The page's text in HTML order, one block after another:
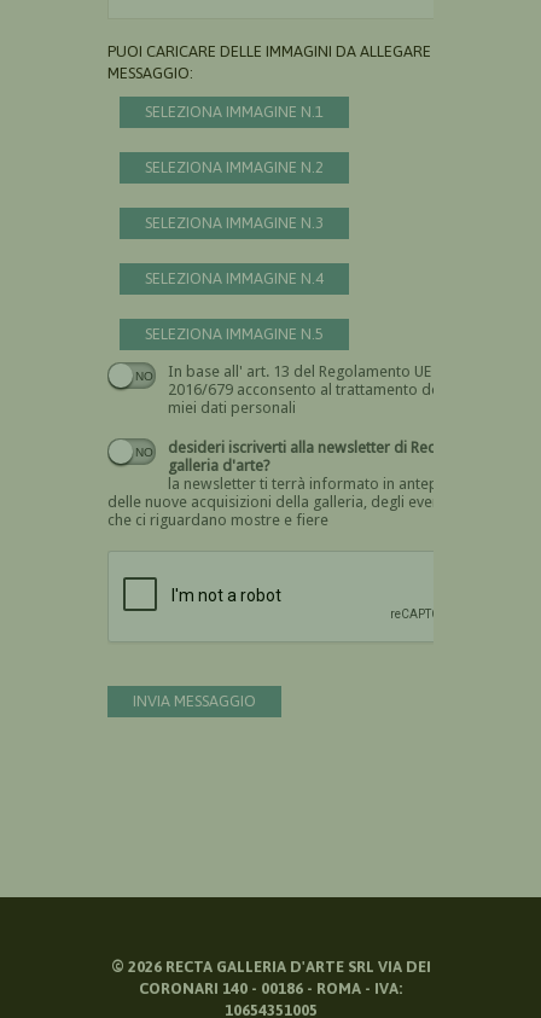
PUOI CARICARE DELLE IMMAGINI DA ALLEGARE AL
MESSAGGIO:
SELEZIONA IMMAGINE N.1
SELEZIONA IMMAGINE N.2
SELEZIONA IMMAGINE N.3
SELEZIONA IMMAGINE N.4
SELEZIONA IMMAGINE N.5
In base all' art. 13 del Regolamento UE n.
2016/679 acconsento al trattamento dei
miei dati personali
Devi dare il consenso
desideri iscriverti alla newsletter di Recta
galleria d'arte?
la newsletter ti terrà informato in anteprima
delle nuove acquisizioni della galleria, degli eventi
che ci riguardano mostre e fiere
INVIA MESSAGGIO
© 2026RECTA GALLERIA D'ARTE SRL VIA DEI
CORONARI 140 - 00186 - ROMA - IVA:
10654351005